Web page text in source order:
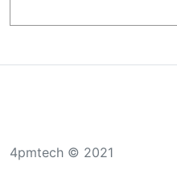
4pmtech © 2021